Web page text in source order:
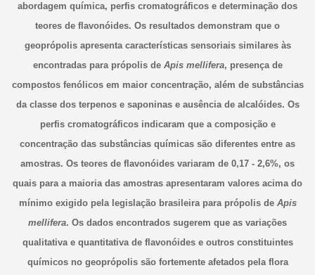
abordagem química, perfis cromatográficos e determinação dos
teores de flavonóides. Os resultados demonstram que o
geoprópolis apresenta características sensoriais similares às
encontradas para própolis de Apis mellifera, presença de
compostos fenólicos em maior concentração, além de substâncias
da classe dos terpenos e saponinas e ausência de alcalóides. Os
perfis cromatográficos indicaram que a composição e
concentração das substâncias químicas são diferentes entre as
amostras. Os teores de flavonóides variaram de 0,17 - 2,6%, os
quais para a maioria das amostras apresentaram valores acima do
mínimo exigido pela legislação brasileira para própolis de Apis
mellifera. Os dados encontrados sugerem que as variações
qualitativa e quantitativa de flavonóides e outros constituintes
químicos no geoprópolis são fortemente afetados pela flora